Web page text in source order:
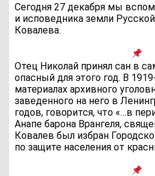
Сегодня 27 декабря мы
и исповедника земли
Ковалева.
Отец Николай принял сан в
опасный для этого год. В
материалах архивного
заведенного на него в
годов, говорится, что «…в
Анапе барона Врангеля,
Ковалев был избран
по защите населения от